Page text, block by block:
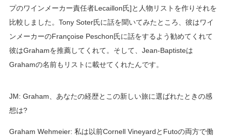
プのワインメーカー責任者Lecaillon氏]と人物リストを作りそれを
比較しました。Tony Soter氏に話を聞いてみたところ、彼はワイ
ンメーカーのFrançoise Peschon氏に話をするよう勧めてくれて
彼はGrahamを推薦してくれて。そして、Jean-Baptisteは
Grahamの名前もリストに載せてくれたんです。
JM: Graham、あなたの経歴とこの新しい旅に選ばれたときの感
想は?
Graham Wehmeier: 私は以前Cornell VineyardとFutoの両方で働